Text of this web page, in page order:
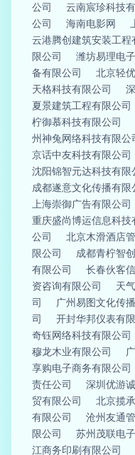
公司
云南宸珍科技
公司
海南电影网
云港腾创建筑安装工程
限公司
潍坊易理电
备有限公司
北京轻
天格科技有限公司
夏景建筑工程有限公司
柠御慕科技有限公司
州神兔网络科技有限公
京话中友科技有限公司
沈阳锦智元达科技有限
成都遂意文化传播有限
上海崇御广告有限公司
重庆盛尚博运信息科技
公司
北京木滑酒店
限公司
成都青柠智
有限公司
长春伙客
资咨询有限公司
天
司
广州易图文化传
司
开封华邦仪表有
奇钰网络科技有限公司
穆龙木业有限公司
享购电子商务有限公司
责任公司
深圳优游
贸有限公司
北京揽
有限公司
沧州友通
限公司
苏州茂联电
江商务印刷有限公司